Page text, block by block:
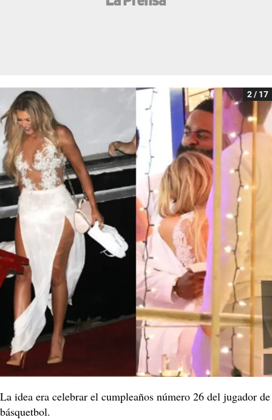
2 / 17
La idea era celebrar el cumpleaños número 26 del jugador de
básquetbol.